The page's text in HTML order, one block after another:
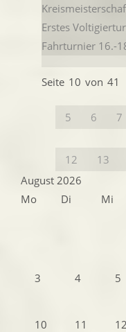
Erstes
Fahrturnier 16.-
Seite 10 von 41
5 6
7
12
13
August 2026
Mo
Di Mi
3 4 5
10 11 12